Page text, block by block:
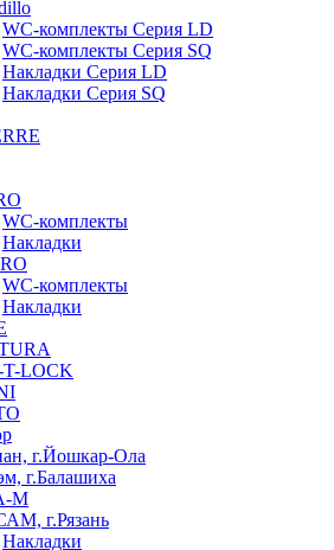
WC-комплекты Серия LD
WC-комплекты Серия SQ
Накладки Серия LD
Накладки Серия SQ
WC-комплекты
Накладки
WC-комплекты
Накладки
LOCK
г.Йошкар-Ола
г.Балашиха
М
г.Рязань
Накладки